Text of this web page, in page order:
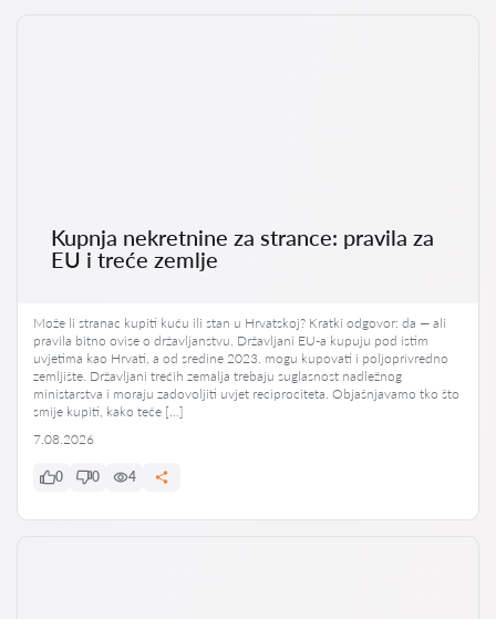
Kupnja nekretnine za strance: pravila za
EU i treće zemlje
Može li stranac kupiti kuću ili stan u Hrvatskoj? Kratki odgovor: da — ali
pravila bitno ovise o državljanstvu. Državljani EU-a kupuju pod istim
uvjetima kao Hrvati, a od sredine 2023. mogu kupovati i poljoprivredno
zemljište. Državljani trećih zemalja trebaju suglasnost nadležnog
ministarstva i moraju zadovoljiti uvjet reciprociteta. Objašnjavamo tko što
smije kupiti, kako teče […]
7.08.2026
0 0 4